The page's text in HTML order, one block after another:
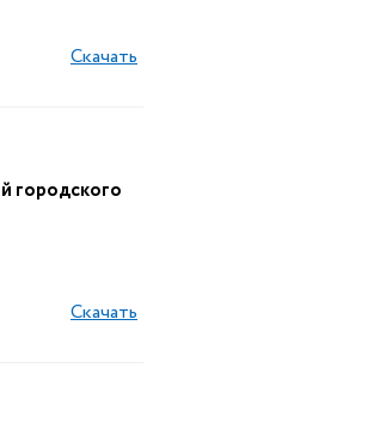
Скачать
городского
Скачать